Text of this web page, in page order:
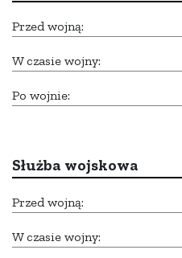
Przed wojną:
W czasie wojny:
Po wojnie:
Służba wojskowa
Przed wojną:
W czasie wojny: